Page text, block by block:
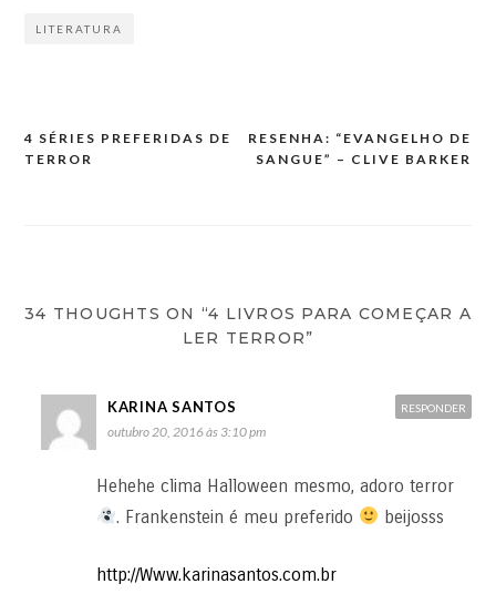
LITERATURA
4 SÉRIES PREFERIDAS DE
TERROR
RESENHA: “EVANGELHO DE
SANGUE” – CLIVE BARKER
34 THOUGHTS ON “4 LIVROS PARA COMEÇAR A
LER TERROR”
KARINA SANTOS
outubro 20, 2016 às 3:10 pm
Hehehe clima Halloween mesmo, adoro terror
. Frankenstein é meu preferido
beijosss
http://Www.karinasantos.com.br
RESPONDER